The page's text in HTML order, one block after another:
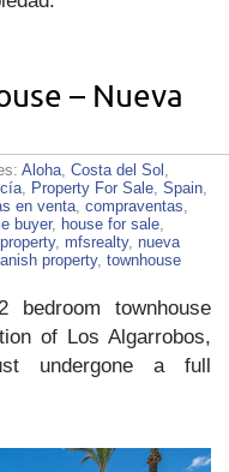
– Nueva
Aloha Costa del Sol
Property For Sale Spain
en venta compraventas
buyer, house for sale
, mfsrealty, nueva
property, townhouse
townhouse
of Los Algarrobos,
undergone a full